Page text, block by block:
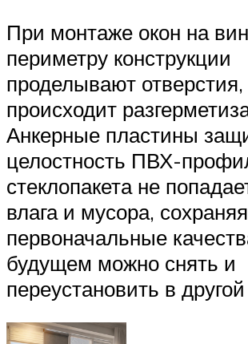
При монтаже окон на
периметру конструкции
проделывают
происходит
Анкерные пластины
целостность ПВХ-
стеклопакета не
влага и мусора, сохраняя
первоначальные
будущем можно снять и
переустановить в